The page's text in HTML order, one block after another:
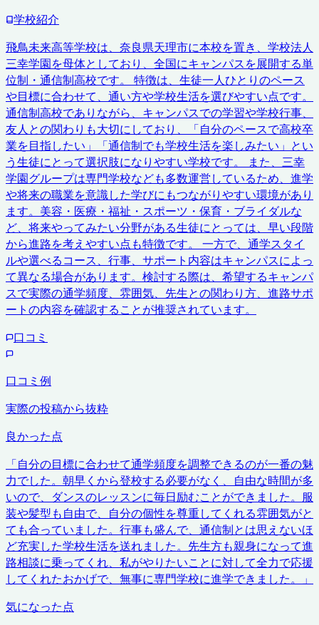
学校紹介
飛鳥未来高等学校は、奈良県天理市に本校を置き、学校法人
三幸学園を母体としており、全国にキャンパスを展開する単
位制・通信制高校です。 特徴は、生徒一人ひとりのペース
や目標に合わせて、通い方や学校生活を選びやすい点です。
通信制高校でありながら、キャンパスでの学習や学校行事、
友人との関わりも大切にしており、「自分のペースで高校卒
業を目指したい」「通信制でも学校生活を楽しみたい」とい
う生徒にとって選択肢になりやすい学校です。 また、三幸
学園グループは専門学校なども多数運営しているため、進学
や将来の職業を意識した学びにもつながりやすい環境があり
ます。美容・医療・福祉・スポーツ・保育・ブライダルな
ど、将来やってみたい分野がある生徒にとっては、早い段階
から進路を考えやすい点も特徴です。 一方で、通学スタイ
ルや選べるコース、行事、サポート内容はキャンパスによっ
て異なる場合があります。検討する際は、希望するキャンパ
スで実際の通学頻度、雰囲気、先生との関わり方、進路サポ
ートの内容を確認することが推奨されています。
口コミ
口コミ例
実際の投稿から抜粋
良かった点
「自分の目標に合わせて通学頻度を調整できるのが一番の魅
力でした。朝早くから登校する必要がなく、自由な時間が多
いので、ダンスのレッスンに毎日励むことができました。服
装や髪型も自由で、自分の個性を尊重してくれる雰囲気がと
ても合っていました。行事も盛んで、通信制とは思えないほ
ど充実した学校生活を送れました。先生方も親身になって進
路相談に乗ってくれ、私がやりたいことに対して全力で応援
してくれたおかげで、無事に専門学校に進学できました。
」
気になった点